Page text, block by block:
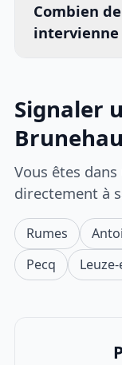
Combien
intervienne
Signaler
Vous êtes
directement à
Rumes
Pecq